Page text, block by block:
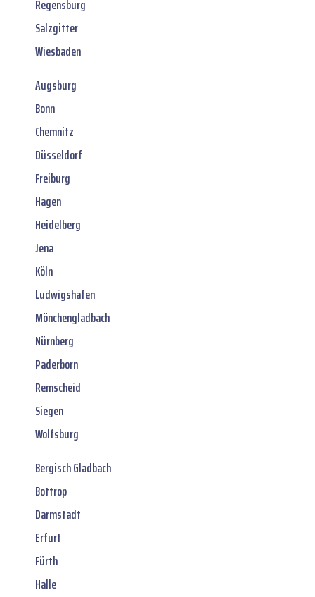
Regensburg
Salzgitter
Wiesbaden
Augsburg
Bonn
Chemnitz
Düsseldorf
Freiburg
Hagen
Heidelberg
Jena
Köln
Ludwigshafen
Mönchengladbach
Nürnberg
Paderborn
Remscheid
Siegen
Wolfsburg
Bergisch Gladbach
Bottrop
Darmstadt
Erfurt
Fürth
Halle